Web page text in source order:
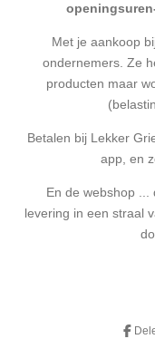
Met je aankoop
ondernemers. Ze
producten maar
Betalen bij Lekker
app, en
En de webshop ...
levering in een straal